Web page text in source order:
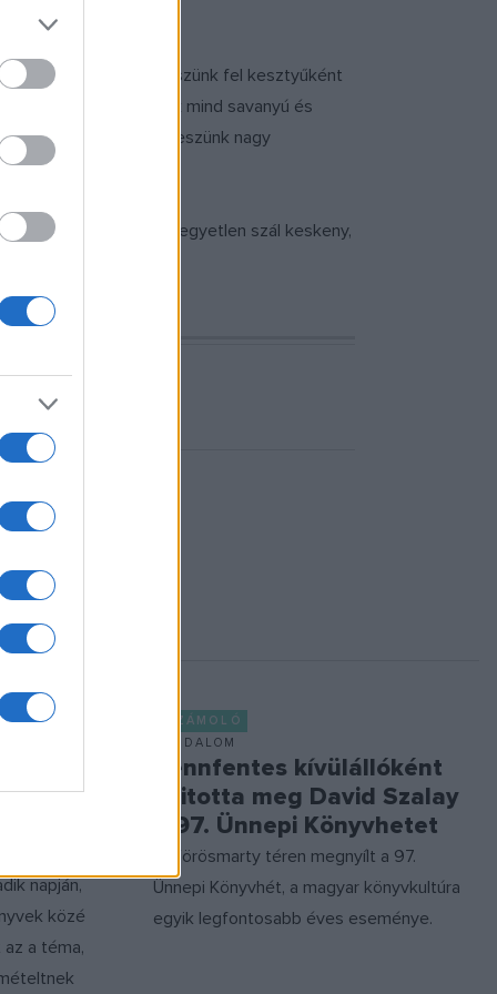
kalucsnit veszünk fel kesztyűként
a nagy humoristák mind savanyú és
és írunk, még nem leszünk nagy
majd inkább egyetlen szál keskeny,
napján,
közé
a téma,
BESZÁMOLÓ
IRODALOM
Bennfentes kívülállóként
nyitotta meg David Szalay
a 97. Ünnepi Könyvhetet
A Vörösmarty téren megnyílt a 97.
Ünnepi Könyvhét, a magyar könyvkultúra
egyik legfontosabb éves eseménye.